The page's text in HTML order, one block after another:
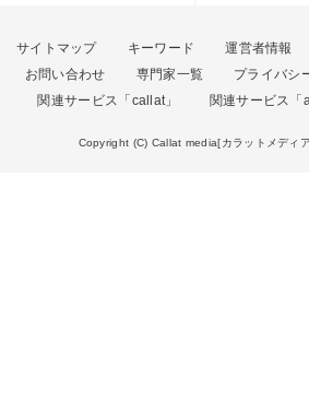
サイトマップ キーワード 運営者情報
お問い合わせ
専門家一覧
プライバシ
関連サービス「callat」
関連サービス「
Copyright (C) Callat media[カラットメディ